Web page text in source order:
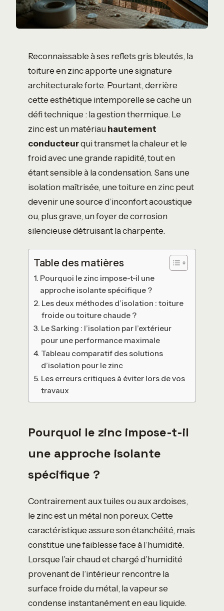
Reconnaissable à ses reflets gris bleutés, la
toiture en zinc apporte une signature
architecturale forte. Pourtant, derrière
cette esthétique intemporelle se cache un
défi technique : la gestion thermique. Le
zinc est un matériauhautement
conducteurqui transmet la chaleur et le
froid avec une grande rapidité, tout en
étant sensible à la condensation. Sans une
isolation maîtrisée, une toiture en zinc peut
devenir une source d’inconfort acoustique
ou, plus grave, un foyer de corrosion
silencieuse détruisant la charpente.
Table des matières
Pourquoi le zinc impose-t-il une
approche isolante spécifique ?
Les deux méthodes d’isolation : toiture
froide ou toiture chaude ?
Le Sarking : l’isolation par l’extérieur
pour une performance maximale
Tableau comparatif des solutions
d’isolation pour le zinc
Les erreurs critiques à éviter lors de vos
travaux
Pourquoi le zinc impose-t-il
une approche isolante
spécifique ?
Contrairement aux tuiles ou aux ardoises,
le zinc est un métal non poreux. Cette
caractéristique assure son étanchéité, mais
constitue une faiblesse face à l’humidité.
Lorsque l’air chaud et chargé d’humidité
provenant de l’intérieur rencontre la
surface froide du métal, la vapeur se
condense instantanément en eau liquide.